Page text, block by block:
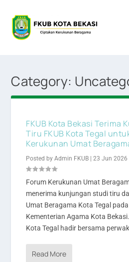
Category:
FKUB Kota Bekasi Terima
Tiru FKUB Kota Tegal
Kerukunan Umat
Posted byAdmin FKUB |23 Jun 2026
Forum Kerukunan Umat
menerima kunjungan studi tiru
Umat Beragama Kota Tegal
Kementerian Agama Kota
Kota Tegal hadir bersama
Read More